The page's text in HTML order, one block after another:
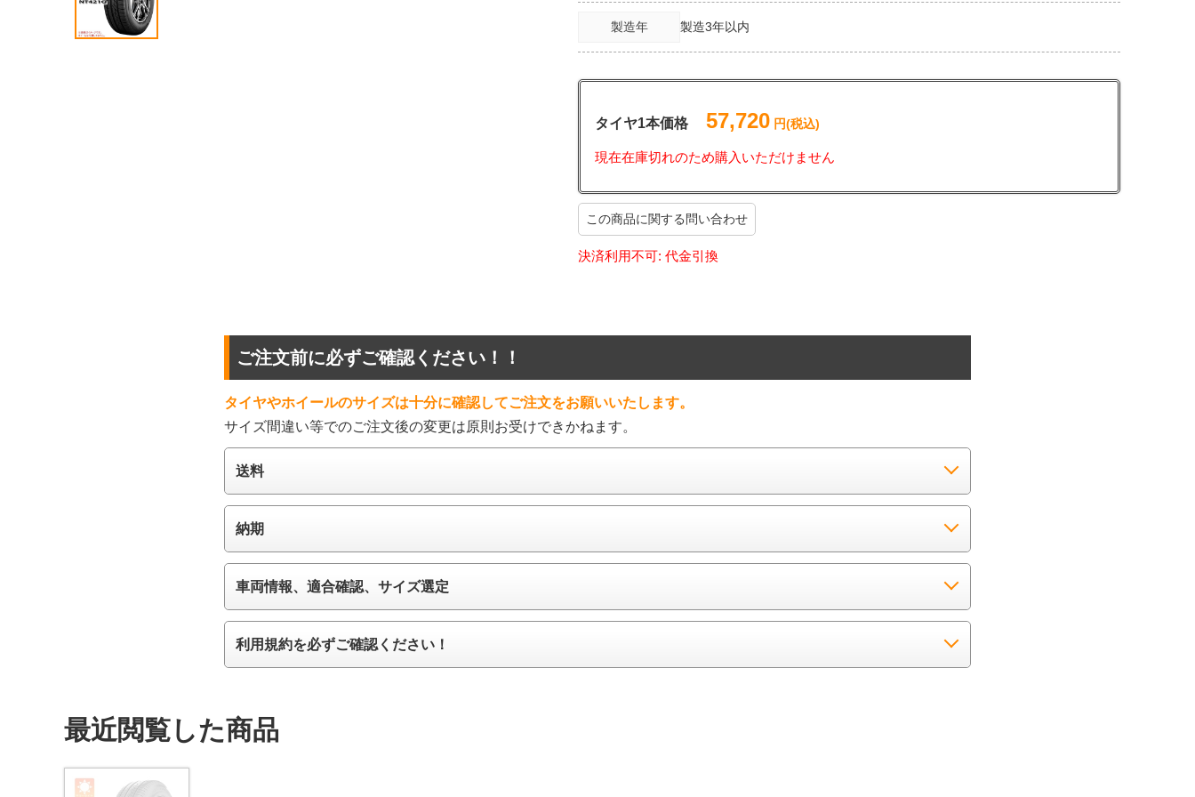
製造年 製造3年以内
タイヤ1本価格 57,720 円(税込)
現在在庫切れのため購入いただけません
この商品に関する問い合わせ
決済利用不可: 代金引換
ご注文前に必ずご確認ください！！
タイヤやホイールのサイズは十分に確認してご注文をお願いいたします。
サイズ間違い等でのご注文後の変更は原則お受けできかねます。
送料
納期
車両情報、適合確認、サイズ選定
利用規約を必ずご確認ください！
最近閲覧した商品